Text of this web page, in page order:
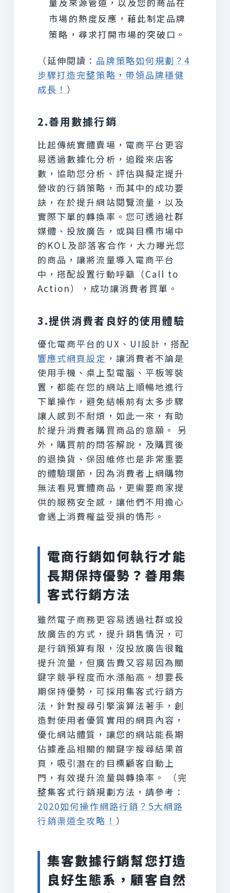
量及來源管道，以及您的商品在
市場的熱度反應，藉此制定品牌
策略，尋求打開市場的突破口。
（延伸閱讀： 品牌策略如何規劃？4
步驟打造完整策略，帶領品牌穩健
成長！ ）
2.善用數據行銷
比起傳統實體賣場，電商平台更容
易透過數據化分析，追蹤來店客
數，協助您分析、評估與擬定提升
營收的行銷策略，而其中的成功要
訣，在於提升網站閱覽流量，以及
實際下單的轉換率。您可透過社群
媒體、投放廣告，或與目標市場中
的KOL及部落客合作，大力曝光您
的商品，讓將流量導入電商平台
中，搭配設置行動呼籲（Call to
Action），成功讓消費者買單。
3.提供消費者良好的使用體驗
優化電商平台的UX、UI設計，搭配
響應式網頁設定 ，讓消費者不論是
使用手機、桌上型電腦、平板等裝
置，都能在您的網站上順暢地進行
下單操作，避免結帳前有太多步驟
讓人感到不耐煩，如此一來，有助
於提升消費者購買商品的意願。 另
外，購買前的問答解說，及購買後
的退換貨、保固維修也是非常重要
的體驗環節，因為消費者上網購物
無法看見實體商品，更需要商家提
供的服務安全感，讓他們不用擔心
會遇上消費權益受損的情形。
電商行銷如何執行才能
長期保持優勢？善用集
客式行銷方法
雖然電子商務更容易透過社群或投
放廣告的方式，提升銷售情況，可
是行銷預算有限，沒投放廣告很難
提升流量，但廣告費又容易因為關
鍵字競爭程度而水漲船高。想要長
期保持優勢，可採用集客式行銷方
法，針對搜尋引擎演算法著手，創
造對使用者優質實用的網頁內容，
優化網站體質，讓您的網站能長期
佔據產品相關的關鍵字搜尋結果首
頁，吸引潛在的目標顧客自動上
門，有效提升流量與轉換率。 （完
整集客式行銷規劃方法，請參考：
2020如何操作網路行銷？5大網路
行銷渠道全攻略！ ）
集客數據行銷幫您打造
良好生態系，顧客自然